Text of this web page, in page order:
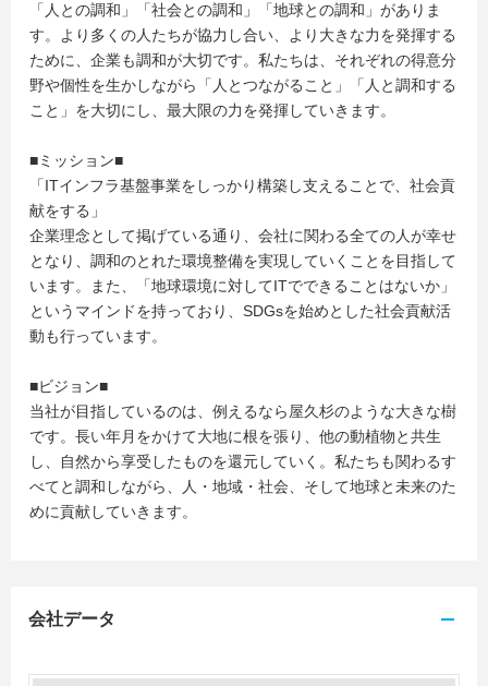
「人との調和」「社会との調和」「地球との調和」がありま
す。より多くの人たちが協力し合い、より大きな力を発揮する
ために、企業も調和が大切です。私たちは、それぞれの得意分
野や個性を生かしながら「人とつながること」「人と調和する
こと」を大切にし、最大限の力を発揮していきます。
■ミッション■
「ITインフラ基盤事業をしっかり構築し支えることで、社会貢
献をする」
企業理念として掲げている通り、会社に関わる全ての人が幸せ
となり、調和のとれた環境整備を実現していくことを目指して
います。また、「地球環境に対してITでできることはないか」
というマインドを持っており、SDGsを始めとした社会貢献活
動も行っています。
■ビジョン■
当社が目指しているのは、例えるなら屋久杉のような大きな樹
です。長い年月をかけて大地に根を張り、他の動植物と共生
し、自然から享受したものを還元していく。私たちも関わるす
べてと調和しながら、人・地域・社会、そして地球と未来のた
めに貢献していきます。
会社データ